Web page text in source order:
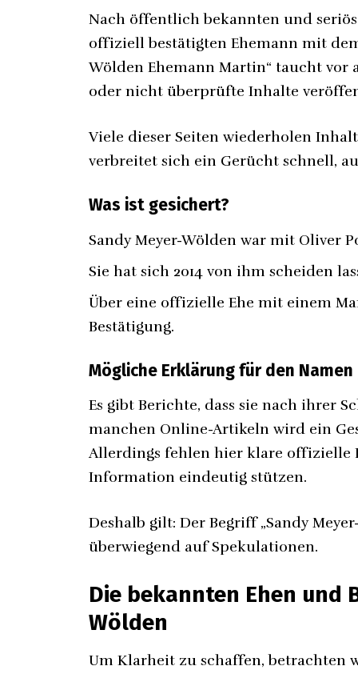
Nach öffentlich bekannten und
offiziell bestätigten Ehemann mit
Wölden Ehemann Martin“ taucht
oder nicht überprüfte Inhalte
Viele dieser Seiten wiederholen
verbreitet sich ein Gerücht schnell,
Was ist gesichert?
Sandy Meyer-Wölden war mit Oliver
Sie hat sich 2014 von ihm scheiden
Über eine offizielle Ehe mit einem
Bestätigung.
Mögliche Erklärung für den Namen
Es gibt Berichte, dass sie nach ihrer
manchen Online-Artikeln wird ein
Allerdings fehlen hier klare offizielle
Information eindeutig stützen.
Deshalb gilt: Der Begriff „Sandy
überwiegend auf Spekulationen.
Die bekannten Ehen und
Wölden
Um Klarheit zu schaffen, betrachten